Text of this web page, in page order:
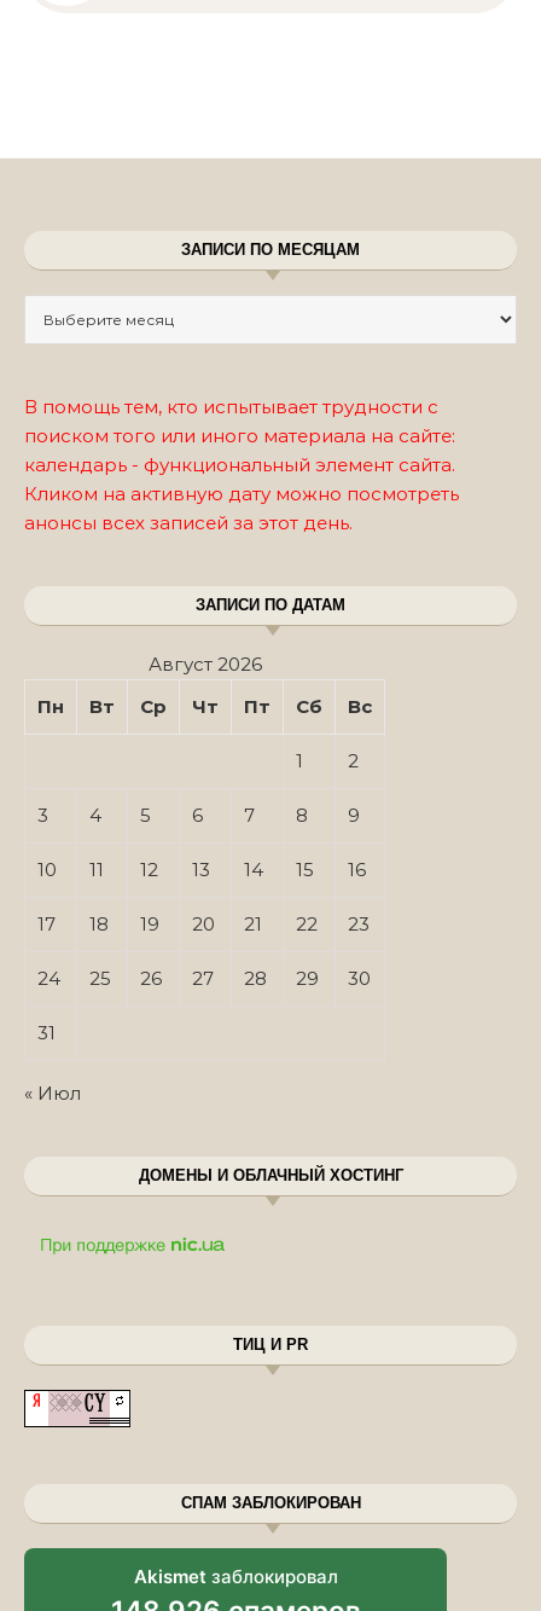
ЗАПИСИ ПО МЕСЯЦАМ
В помощь тем, кто испытывает трудности с
поиском того или иного материала на сайте:
календарь - функциональный элемент сайта.
Кликом на активную дату можно посмотреть
анонсы всех записей за этот день.
ЗАПИСИ ПО ДАТАМ
Август 2026
Пн
Вт Ср Чт Пт Сб Вс
1 2
3 4 5 6 7 8 9
10 11 12 13 14 15 16
17 18 19 20 21 22 23
24 25 26 27 28 29 30
31
« Июл
ДОМЕНЫ И ОБЛАЧНЫЙ ХОСТИНГ
ТИЦ И PR
СПАМ ЗАБЛОКИРОВАН
Akismet заблокировал